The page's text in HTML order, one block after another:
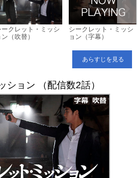
ークレット・ミッシ
ン（吹替）
シークレット・ミッシ
ョン（字幕）
あらすじを見る
ション （配信数2話）